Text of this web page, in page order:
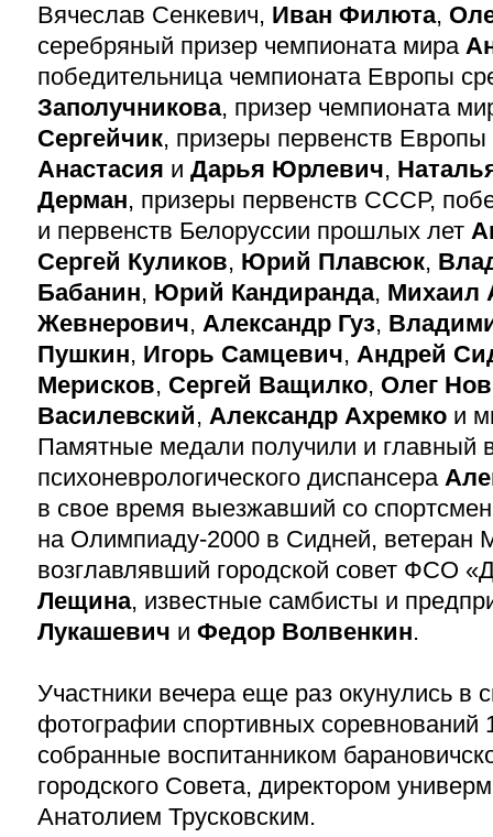
Вячеслав Сенкевич, Иван Филюта,
серебряный призер чемпионата мира
победительница чемпионата Европы
Заполучникова, призер чемпионата
Сергейчик, призеры первенств Европы
Анастасия и Дарья Юрлевич,
Дерман, призеры первенств СССР,
и первенств Белоруссии прошлых лет
Сергей Куликов, Юрий Плавсюк,
Бабанин, Юрий Кандиранда, Михаил
Жевнерович, Александр Гуз,
Пушкин, Игорь Самцевич, Андрей
Мерисков, Сергей Ващилко, Олег
Василевский, Александр Ахремко и
Памятные медали получили и главный
психоневрологического диспансера
в свое время выезжавший со
на Олимпиаду-2000 в Сидней, ветеран
возглавлявший городской совет ФСО
Лещина, известные самбисты и
Лукашевич и Федор Волвенкин.
Участники вечера еще раз окунулись в
фотографии спортивных соревнований
собранные воспитанником
городского Совета, директором
Анатолием Трусковским.